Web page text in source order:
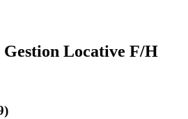
Locative F/H